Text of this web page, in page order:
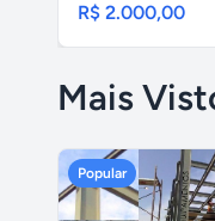
R$ 2.000,00
Mais
Popular